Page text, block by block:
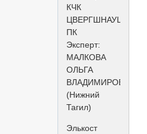
КЧК
ЦВЕРГШНАУЦЕР
ПК
Эксперт:
МАЛКОВА
ОЛЬГА
ВЛАДИМИРОВНА
(Нижний
Тагил)
Элькост